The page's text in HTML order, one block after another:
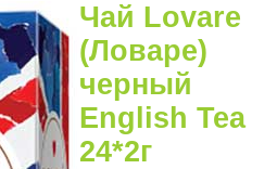
Чай Lovare
(Ловаре)
черный
English Tea
24*2г